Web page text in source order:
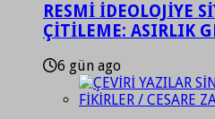
RESMİ İDEOLOJİYE
ÇİTİLEME: ASIRLIK
6 gün ago